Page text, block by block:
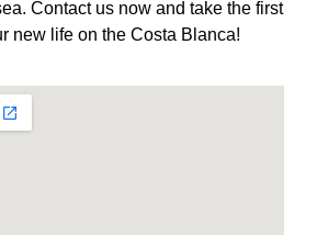
Contact us now and take the first
new life on the Costa Blanca!